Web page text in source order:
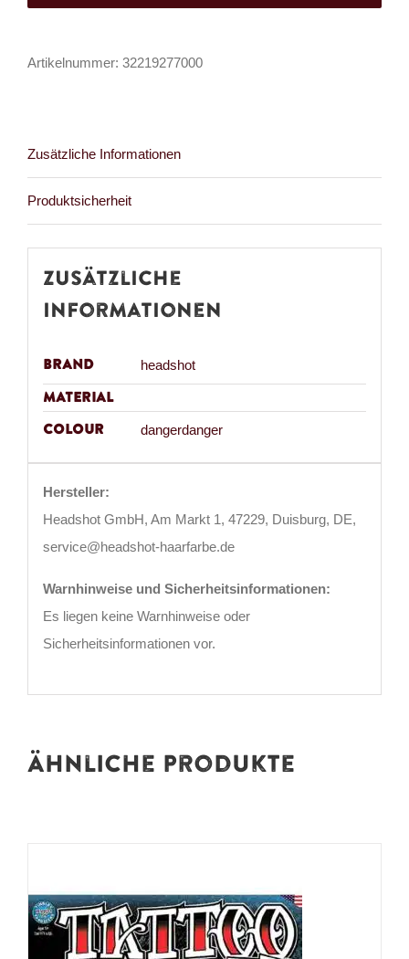
Artikelnummer: 32219277000
Zusätzliche Informationen
Produktsicherheit
Zusätzliche
Informationen
Brand headshot
Material
Colour
dangerdanger
Hersteller:
Headshot GmbH, Am Markt 1, 47229, Duisburg, DE,
service@headshot-haarfarbe.de
Warnhinweise und Sicherheitsinformationen:
Es liegen keine Warnhinweise oder
Sicherheitsinformationen vor.
Ähnliche Produkte